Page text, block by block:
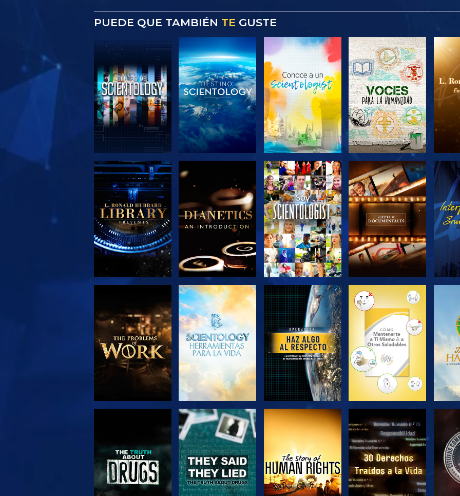
PUEDE QUE TAMBIÉN TE GUSTE
EXPLORA LAS
SERIES
EXPLORA LAS
SERIES
EXPLORA LAS
SERIES
EXPLORA LAS
SERIES
EXPLORA LAS
SERIES
VE
EXPLORA LAS
SERIES
EXPLORA LAS
SERIES
VE VE